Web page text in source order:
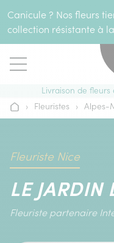
Canicule ? Nos fleurs
collection résistante à
Livraison de
Accueil
› Fleuristes › Alpes-
Fleuriste Nice
LE JARDIN
Fleuriste partenaire